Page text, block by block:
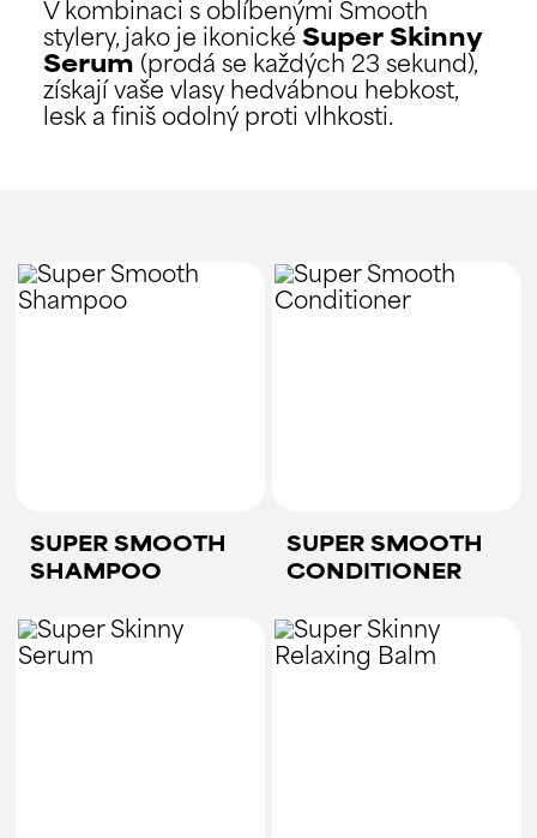
V kombinaci s oblíbenými Smooth
stylery, jako je ikonické Super Skinny
Serum (prodá se každých 23 sekund),
získají vaše vlasy hedvábnou hebkost,
lesk a finiš odolný proti vlhkosti.
SUPER SMOOTH
SHAMPOO
SUPER SMOOTH
CONDITIONER